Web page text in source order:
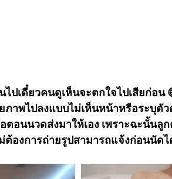
ไปเดี๋ยวคนดูเห็นจะตกใจไปเสียก่อ
ภาพไปลงแบบไม่เห็นหน้าหรือระบุ
ตอนนวดส่งมาให้เอง เพราะฉะนั้นลู
ต้องการถ่ายรูปสามารถแจ้งก่อนนัด